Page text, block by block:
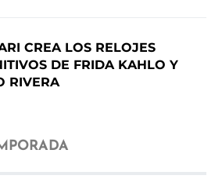
CREA LOS RELOJES
DE FRIDA KAHLO Y
RIVERA